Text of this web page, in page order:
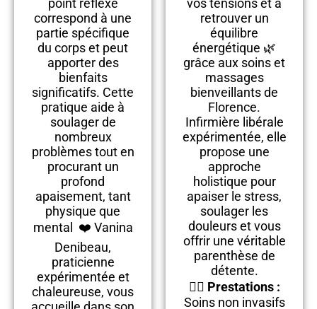
point réflexe
correspond à une
partie spécifique
du corps et peut
apporter des
bienfaits
significatifs. Cette
pratique aide à
soulager de
nombreux
problèmes tout en
procurant un
profond
apaisement, tant
physique que
mental ❤️ Vanina
Denibeau,
praticienne
expérimentée et
chaleureuse, vous
vos tensions et à
retrouver un
équilibre
énergétique 🌿
grâce aux soins et
massages
bienveillants de
Florence.
Infirmière libérale
expérimentée, elle
propose une
approche
holistique pour
apaiser le stress,
soulager les
douleurs et vous
offrir une véritable
parenthèse de
détente.
💆‍♀️ Prestations :
Soins non invasifs